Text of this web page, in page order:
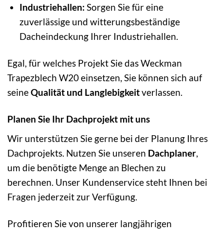
Industriehallen: Sorgen Sie für eine
zuverlässige und witterungsbeständige
Dacheindeckung Ihrer Industriehallen.
Egal, für welches Projekt Sie das Weckman
Trapezblech W20 einsetzen, Sie können sich auf
seineQualität und Langlebigkeitverlassen.
Planen Sie Ihr Dachprojekt mit uns
Wir unterstützen Sie gerne bei der Planung Ihres
Dachprojekts. Nutzen Sie unseren Dachplaner,
um die benötigte Menge an Blechen zu
berechnen. Unser Kundenservice steht Ihnen bei
Fragen jederzeit zur Verfügung.
Profitieren Sie von unserer langjährigen